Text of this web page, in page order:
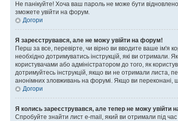
Не панікуйте! Хоча ваш пароль не може бути
зможете увійти на форум.
Догори
Я зареєструвався, але не можу увійти на форум!
Перш за все, перевірте, чи вірно ви вводите ваше ім'я
необхідно дотримуватись інструкцій, які ви отримали.
користувачами або адміністратором до того, як
дотримуйтесь інструкцій, якщо ви не отримали листа,
анонімних зловживань на форумі. Якщо ви переконані,
Догори
Я колись зареєструвався, але тепер не можу увійти
Спробуйте знайти лист e-mail, який ви отримали під